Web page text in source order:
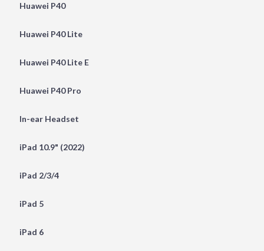
Huawei P40
Huawei P40 Lite
Huawei P40 Lite E
Huawei P40 Pro
In-ear Headset
iPad 10.9" (2022)
iPad 2/3/4
iPad 5
iPad 6